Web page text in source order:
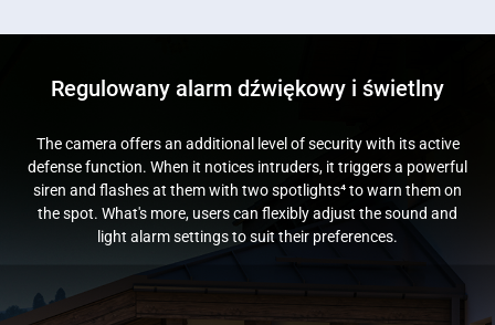
Regulowany alarm dźwiękowy i świetlny
The camera offers an additional level of security with its active
defense function. When it notices intruders, it triggers a powerful
siren and flashes at them with two spotlights⁴ to warn them on
the spot. What's more, users can flexibly adjust the sound and
light alarm settings to suit their preferences.